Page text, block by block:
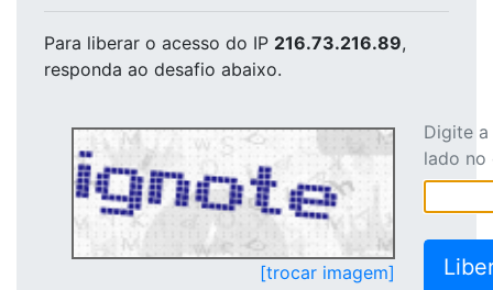
Para liberar o acesso do IP 216.73.216.89,
responda ao desafio abaixo.
[trocar imagem]
Digite
lado no